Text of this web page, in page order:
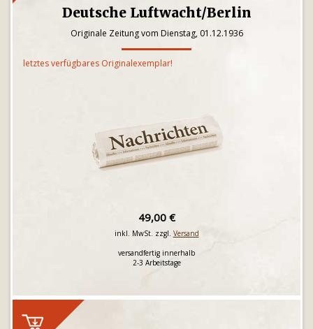
Deutsche Luftwacht/Berlin
Originale Zeitung vom Dienstag, 01.12.1936
letztes verfügbares Originalexemplar!
49,00 €
inkl. MwSt. zzgl. Versand
versandfertig innerhalb
2-3 Arbeitstage